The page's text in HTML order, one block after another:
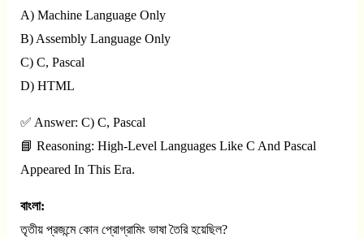
A) Machine Language Only
B) Assembly Language Only
C) C, Pascal
D) HTML
✅ Answer: C) C, Pascal
📘 Reasoning: High-Level Languages Like C And Pascal
Appeared In This Era.
বাংলা:
তৃতীয় প্রজন্মে কোন প্রোগ্রামিং ভাষা তৈরি হয়েছিল?